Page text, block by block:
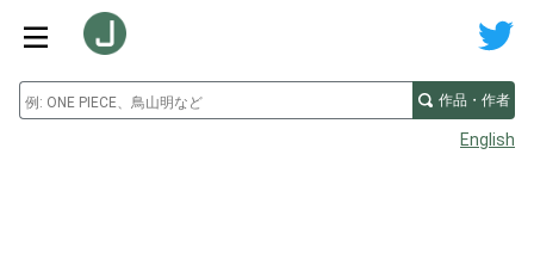
作品・作者
English